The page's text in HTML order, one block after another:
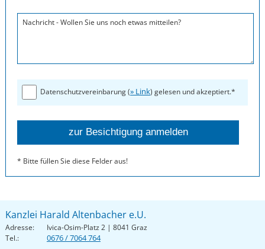
Nachricht - Wollen Sie uns noch etwas mitteilen?
Datenschutzvereinbarung (» Link) gelesen und akzeptiert.*
* Bitte füllen Sie diese Felder aus!
Kanzlei Harald Altenbacher e.U.
Adresse:
Ivica-Osim-Platz 2 | 8041 Graz
Tel.:
0676 / 7064 764